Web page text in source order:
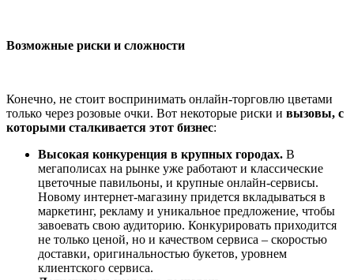
Возможные риски и сложности
Конечно, не стоит воспринимать онлайн-торговлю цветами
только через розовые очки. Вот некоторые риски и вызовы, с
которыми сталкивается этот бизнес:
Высокая конкуренция в крупных городах. В
мегаполисах на рынке уже работают и классические
цветочные павильоны, и крупные онлайн-сервисы.
Новому интернет-магазину придется вкладываться в
маркетинг, рекламу и уникальное предложение, чтобы
завоевать свою аудиторию. Конкурировать приходится
не только ценой, но и качеством сервиса – скоростью
доставки, оригинальностью букетов, уровнем
клиентского сервиса.